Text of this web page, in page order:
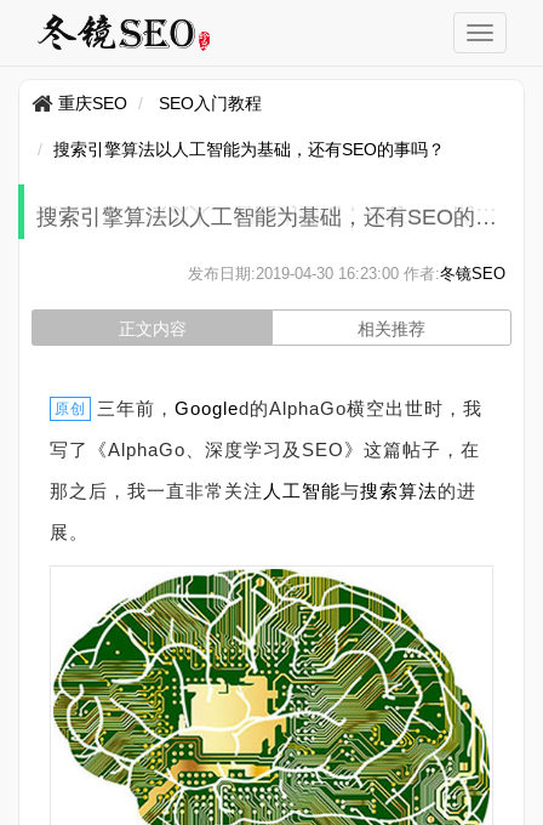
重庆SEO SEO入门教程
搜索引擎算法以人工智能为基础，还有SEO的事吗？
搜索引擎算法以人工智能为基础，还有SEO的事吗？
发布日期:2019-04-30 16:23:00 作者:冬镜SEO
正文内容 相关推荐
原创 三年前， Googled的AlphaGo横空出世时，我
写了《AlphaGo、深度学习及SEO》这篇帖子，在
那之后，我一直非常关注 人工智能与搜索算法的进
展。